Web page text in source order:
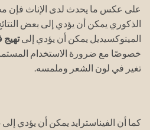
على عكس ما يحدث لدى الإناث فإن
الذكوري يمكن أن يؤدي إلى بعض
المينوكسيديل يمكن أن يؤدي إلىتهيج
خصوصًا مع ضرورة الاستخدام
تغير في لون الشعر وملمسه.
كما أن الفيناسترايد يمكن أن يؤدي إلى